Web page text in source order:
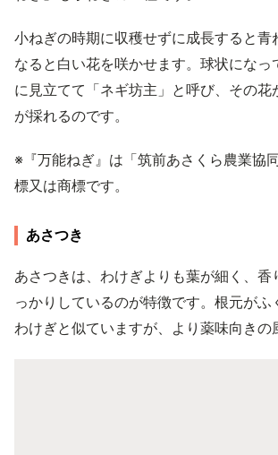
小ねぎの時期に収穫せずに成長すると青
なると白い花を咲かせます。球状になっ
に見立てて「ネギ坊主」と呼び、その花
が採れるのです。
※『万能ねぎ』は「筑前あさくら農業協
標又は商標です。
あさつき
あさつきは、わけぎよりも葉が細く、香
っかりしているのが特徴です。根元がふ
わけぎと似ていますが、より薬味向きの